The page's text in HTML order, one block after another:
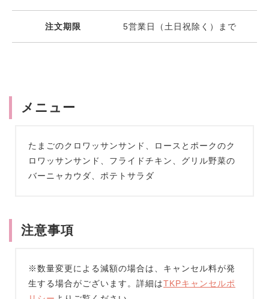
注文期限 5営業日（土日祝除く）まで
メニュー
たまごのクロワッサンサンド、ロースとポークのク
ロワッサンサンド、フライドチキン、グリル野菜の
バーニャカウダ、ポテトサラダ
注意事項
※数量変更による減額の場合は、キャンセル料が発
生する場合がございます。詳細はTKPキャンセルポ